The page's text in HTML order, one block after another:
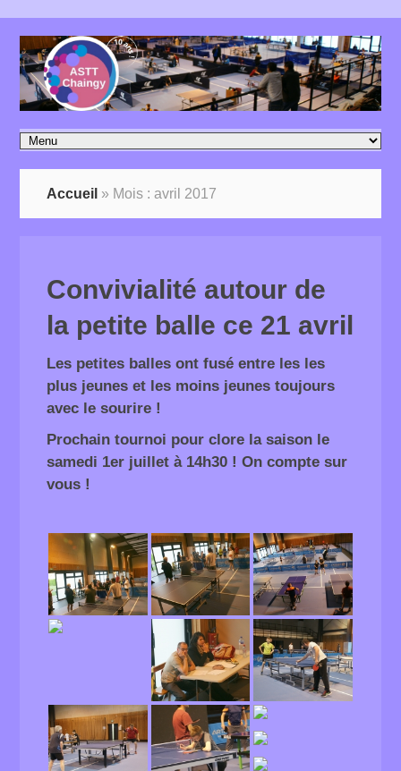
Accueil » Mois :avril 2017
Convivialité autour de
la petite balle ce 21 avril
Les petites balles ont fusé entre les les
plus jeunes et les moins jeunes toujours
avec le sourire !
Prochain tournoi pour clore la saison le
samedi 1er juillet à 14h30 ! On compte sur
vous !